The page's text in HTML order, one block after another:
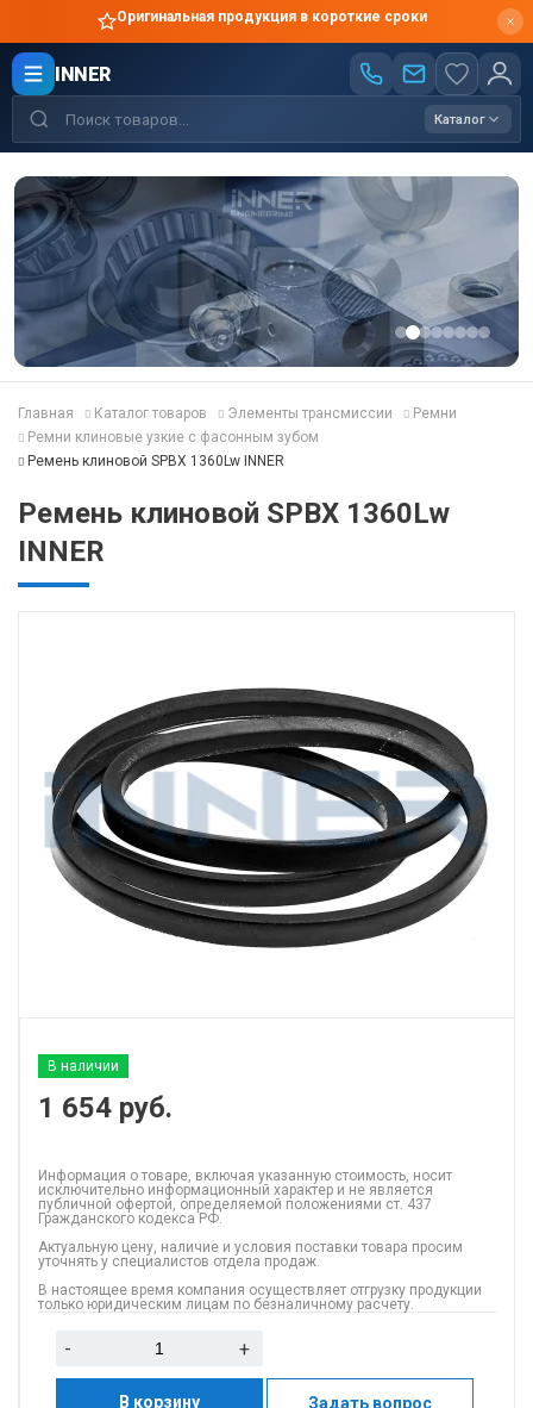
Оригинальная продукция в короткие сроки
INNER
Каталог
Главная Каталог товаров Элементы трансмиссии
Ремни
Ремни клиновые узкие с фасонным зубом
Ремень клиновой SPBX 1360Lw INNER
Ремень клиновой SPBX 1360Lw
INNER
В наличии
1 654 руб.
Информация о товаре, включая указанную стоимость, носит
исключительно информационный характер и не является
публичной офертой, определяемой положениями ст. 437
Гражданского кодекса РФ.
Актуальную цену, наличие и условия поставки товара просим
уточнять у специалистов отдела продаж.
В настоящее время компания осуществляет отгрузку продукции
только юридическим лицам по безналичному расчету.
- +
В корзину Задать вопрос